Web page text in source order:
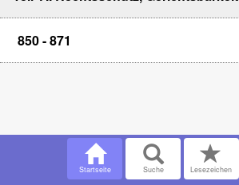
850 - 871
Startseite Suche Lesezeichen